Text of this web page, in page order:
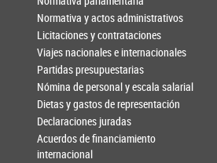
Normativa y actos administrativos
Licitaciones y contrataciones
Viajes nacionales e internacionales
Partidas presupuestarias
Nómina de personal y escala salarial
Dietas y gastos de representación
Declaraciones juradas
Acuerdos de financiamiento
internacional